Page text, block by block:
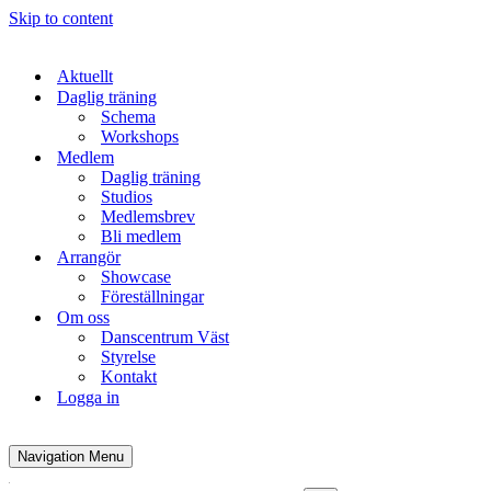
Skip to content
Aktuellt
Daglig träning
Schema
Workshops
Medlem
Daglig träning
Studios
Medlemsbrev
Bli medlem
Arrangör
Showcase
Föreställningar
Om oss
Danscentrum Väst
Styrelse
Kontakt
Logga in
Navigation Menu